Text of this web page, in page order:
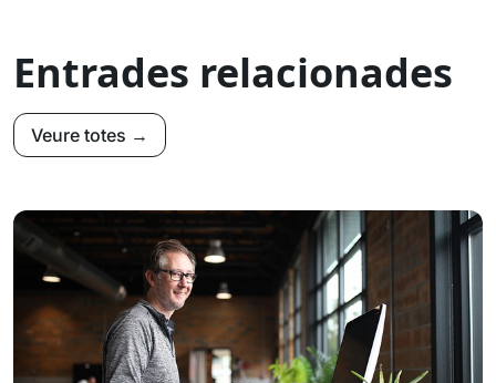
Entrades relacionades
Veure totes →